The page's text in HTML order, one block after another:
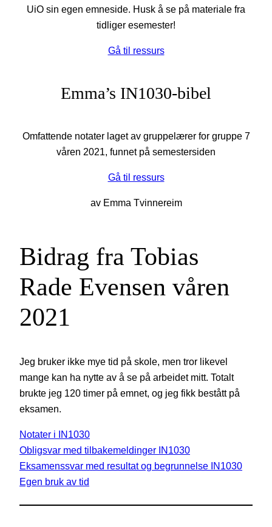
UiO sin egen emneside. Husk å se på materiale fra
tidliger esemester!
Gå til ressurs
Emma’s IN1030-bibel
Omfattende notater laget av gruppelærer for gruppe 7
våren 2021, funnet på semestersiden
Gå til ressurs
av Emma Tvinnereim
Bidrag fra Tobias
Rade Evensen våren
2021
Jeg bruker ikke mye tid på skole, men tror likevel
mange kan ha nytte av å se på arbeidet mitt. Totalt
brukte jeg 120 timer på emnet, og jeg fikk bestått på
eksamen.
Notater i IN1030
Obligsvar med tilbakemeldinger IN1030
Eksamenssvar med resultat og begrunnelse IN1030
Egen bruk av tid